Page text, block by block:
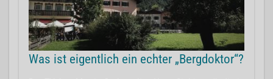
Was ist eigentlich ein echter „Bergdoktor“?